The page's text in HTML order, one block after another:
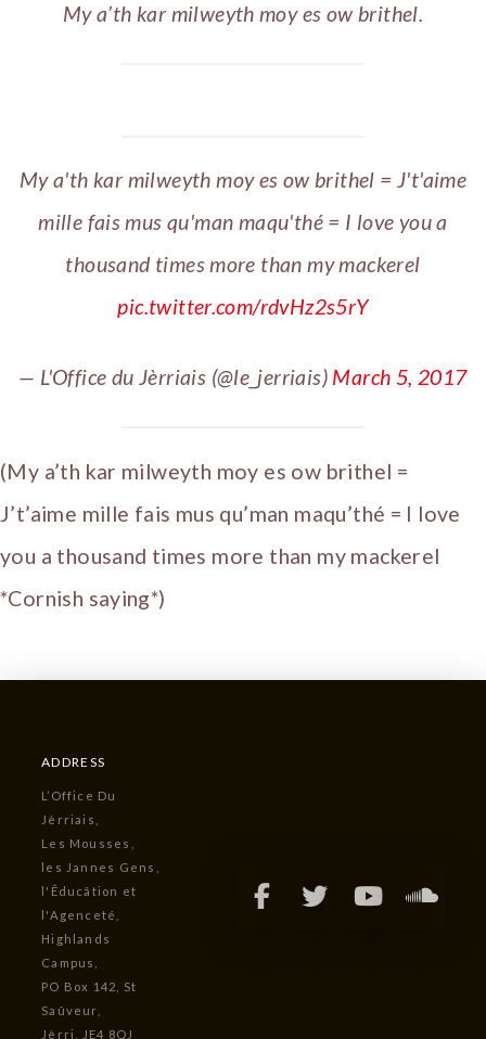
My a’th kar milweyth moy es ow brithel.
My a'th kar milweyth moy es ow brithel = J't'aime
mille fais mus qu'man maqu'thé = I love you a
thousand times more than my mackerel
pic.twitter.com/rdvHz2s5rY
— L'Office du Jèrriais (@le_jerriais) March 5, 2017
(My a’th kar milweyth moy es ow brithel =
J’t’aime mille fais mus qu’man maqu’thé = I love
you a thousand times more than my mackerel
*Cornish saying*)
ADDRESS
L’Office Du
Jèrriais,
Les Mousses,
les Jannes Gens,
l'Êducâtion et
l'Agenceté,
Highlands
Campus,
PO Box 142, St
Saûveur,
Jèrri, JE4 8QJ